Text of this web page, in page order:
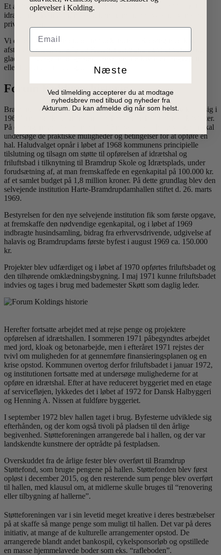
Et alsidigt og livligt kulturcentrum med rammer og faciliteter til
idræt, erhvervsmøder, messer, konferencer, oplevelser, events og
private fester.
Vi er placeret i Bramdrupdam i udkanten af Kolding med kort
afstand til motorvej E45 og Kolding centrum, og vi er vant til og
glade for at tage imod gæster, uanset om de kommer langvejs fra
eller holder til i nabolaget.
Forum Koldings historie
Bramdrupdam Gymnastik- og Idrætsforening (BGIF) udviklede sig i
1960’erne og fik efterhånden et behov for en hal til deres aktiviteter.
På et borgermøde i september 1968 nedsættes et haludvalg, der skal
undersøge de praktiske muligheder og betingelser for at opføre en
hal. Haludvalget opnår i løbet af 1968 kommunens principielle
tilslutning og tilsagn om støtte til opførelsen af idrætshal og
friluftsbad i tilknytning til Bramdrup Skole og Idrætsplads, under
forudsætning af, at man fremskaffede en egenkapital på 100.000 kr.
af et samlet budget på 1,8 million kroner. På dette grundlag blev den
selvejende institution Harte-Bramdrupdamhallen stiftet d. 26. marts
1969.
Bestyrelsen for den nye selvejende institution fik som første opgave,
at fremskaffe den nødvendige egenkapital, og i løbet af 1969
indbragte husindsamling, bidrag fra erhvervsdrivende, udgivelse af
halavis og Bramdrupdams første byfest i august 1969 ca. 150.000
kr.
Projekter blev udfærdiget og i løbet af 1970 opførtes friluftsbadet og
den tilhørende omklædningsbygning. I maj 1971 kunne friluftsbadet
indvies og tages i brug med bademester Skøtt som daglig leder.
Herefter fortsatte arbejdet med at rejse penge og projektere
opførelsen af idrætshallen. I sommeren 1971 påbegyndtes arbejdet
med jord, kloak og betonarbejde, men i efteråret 1971 rejstes der
tvivl om muligheden for at gennemføre finansieringsplanen og en
krise opstod. Kommunen overtog derfor friluftsbadet i januar 1972,
og institutionen fortsatte med at undersøge mulighederne for at
opføre en idrætshal. Efter at have reduceret byggeriet med en etage
af servicefløjen, lykkedes det i løbet af 1972 for Dansk Halbyggeri
og Henning A. Nissen at fuldføre byggeriet.
I september 1972 blev hallen taget i brug. Byfesterne udviklede sig
efterhånden, og der kom også tivoli på pladsen til den årlige
begivenhed. Støtteforeningen arrangerede bal i hallen, og der var
landskendte kunstnere der optrådte på festpladsen.
Overskuddet fra de årlige fester blev overført til Bramdrup
Støttefond, som brugte pengene på hallen. Støttefonden blev først
opløst i december 2015, og den resterende sum penge blev overført
til hallen, med klausul om, at midlerne skulle bruges til “renovering
eller tilbygning af hallerne”.
Støtteforeningen var i sin levetid meget kreative i deres bestræbelser
på at skaffe så mange penge som muligt til hallen. Det var på deres
initiativ, at mange af de kulturelle arrangementer opstod. De
arrangerede blandt andet bankospil, cykelsponsorløb og opstillede
en masse hjemmelavede boder som eks. “rafleboden”.
oplevelser i Kolding.
Email
Næste
Ved tilmelding accepterer du at modtage
nyhedsbrev med tilbud og nyheder fra
Akturum. Du kan afmelde dig når som helst.